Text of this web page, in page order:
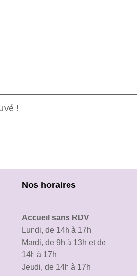
!
Nos horaires
Accueil sans RDV
Lundi, de 14h à 17h
Mardi, de 9h à 13h et de
14h à 17h
Jeudi, de 14h à 17h